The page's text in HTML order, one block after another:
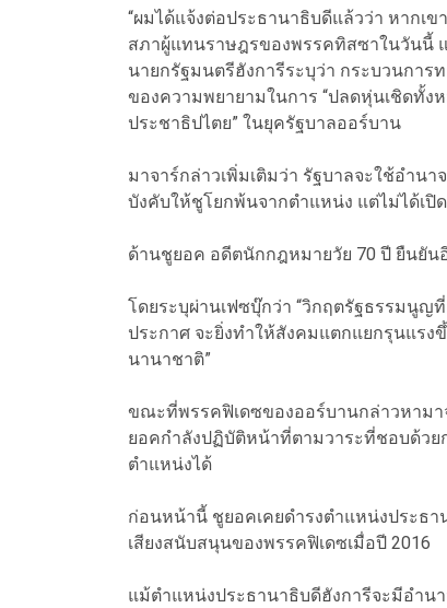
“ผมได้แจ้งต่อประธานาธิบดีแล้วว่า หากเ
สภาผู้แทนราษฎรของพรรคทิสซาในวันนี้
นายกรัฐมนตรีฮังการีระบุว่า กระบวนกา
ของความพยายามในการ “ปลดหุ่นเชิดทั้
ประชาธิปไตย” ในยุครัฐบาลออร์บาน
มาจาร์กล่าวเพิ่มเติมว่า รัฐบาลจะใช้อำน
บังคับให้ชูโยกพ้นจากตำแหน่ง แต่ไม่ได้เปิด
ด้านชูยอค อดีตนักกฎหมายวัย 70 ปี ยืนยัน
โดยระบุผ่านเฟซบุ๊กว่า “วิกฤตรัฐธรรมนูญ
ประกาศ จะยิ่งทำให้สังคมแตกแยกรุนแร
นานาชาติ”
ขณะที่พรรคฟิเดซของออร์บานกล่าวหามา
ยอคกำลังปฏิบัติหน้าที่ตามวาระที่ชอบด้ว
ตำแหน่งได้
ก่อนหน้านี้ ชูยอคเคยดำรงตำแหน่งประธา
เสียงสนับสนุนของพรรคฟิเดซเมื่อปี 2016
แม้ตำแหน่งประธานาธิบดีฮังการีจะมีอำ